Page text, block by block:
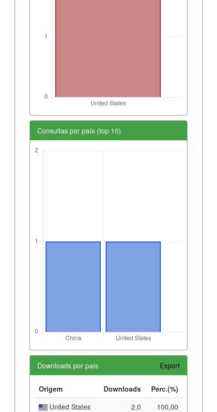
Consultas por país (top 10)
Downloads por país Export
Origem Downloads
Perc.(%)
United States
2,0 100,00